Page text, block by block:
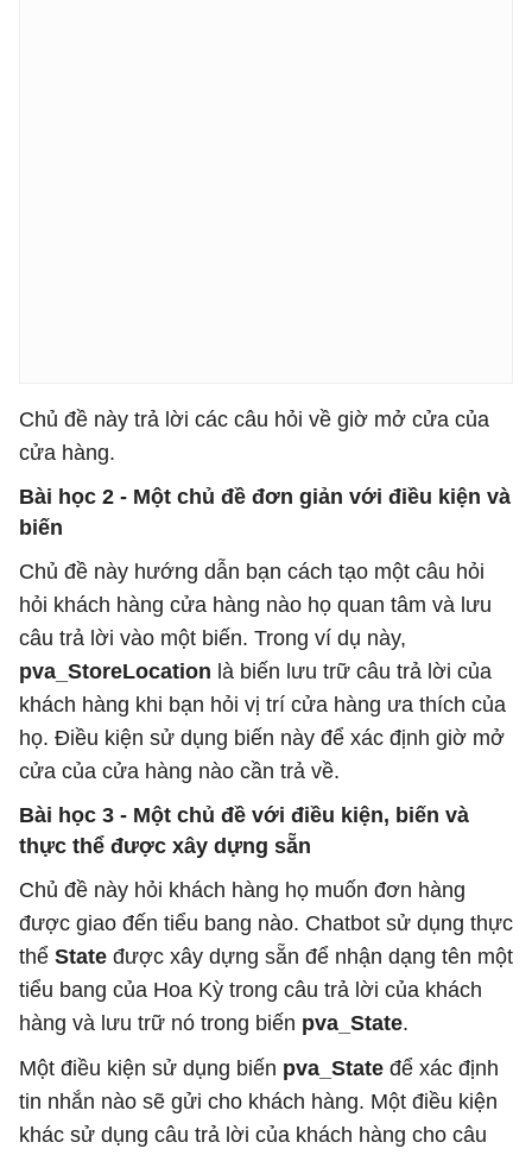
Chủ đề này trả lời các câu hỏi về giờ mở cửa của
cửa hàng.
Bài học 2 - Một chủ đề đơn giản với điều kiện và
biến
Chủ đề này hướng dẫn bạn cách tạo một câu hỏi
hỏi khách hàng cửa hàng nào họ quan tâm và lưu
câu trả lời vào một biến. Trong ví dụ này,
pva_StoreLocation là biến lưu trữ câu trả lời của
khách hàng khi bạn hỏi vị trí cửa hàng ưa thích của
họ. Điều kiện sử dụng biến này để xác định giờ mở
cửa của cửa hàng nào cần trả về.
Bài học 3 - Một chủ đề với điều kiện, biến và
thực thể được xây dựng sẵn
Chủ đề này hỏi khách hàng họ muốn đơn hàng
được giao đến tiểu bang nào. Chatbot sử dụng thực
thể State được xây dựng sẵn để nhận dạng tên một
tiểu bang của Hoa Kỳ trong câu trả lời của khách
hàng và lưu trữ nó trong biến pva_State.
Một điều kiện sử dụng biến pva_State để xác định
tin nhắn nào sẽ gửi cho khách hàng. Một điều kiện
khác sử dụng câu trả lời của khách hàng cho câu